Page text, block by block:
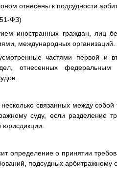
отнесены к подсудности
ФЗ)
иностранных граждан, лиц
международных организаций.
частями первой и
отнесенных федеральным
связанных между собой
суду, если разделение
определение о принятии
подсудных арбитражному